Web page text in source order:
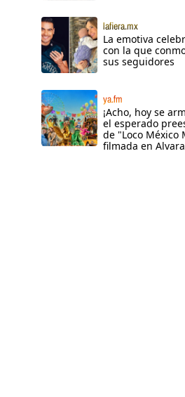
lafiera.mx
La emotiva
con la que
sus seguidores
ya.fm
¡Acho, hoy se
el esperado
de "Loco México
filmada en